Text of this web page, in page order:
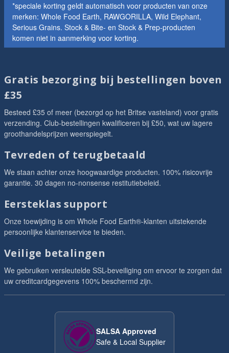
*speciale korting geldt automatisch voor producten van onze
merken: Whole Food Earth, RAWGORILLA, Wild Elephant,
Serious Grains. Stock & Bite- en Stock & Prep-producten
komen niet in aanmerking voor korting.
Gratis bezorging bij bestellingen boven
£35
Besteed £35 of meer (bezorgd op het Britse vasteland) voor gratis
verzending. Club-bestellingen kwalificeren bij £50, wat uw lagere
groothandelsprijzen weerspiegelt.
Tevreden of terugbetaald
We staan achter onze hoogwaardige producten. 100% risicovrije
garantie. 30 dagen no-nonsense restitutiebeleid.
Eersteklas support
Onze toewijding is om Whole Food Earth®-klanten uitstekende
persoonlijke klantenservice te bieden.
Veilige betalingen
We gebruiken versleutelde SSL-beveiliging om ervoor te zorgen dat
uw creditcardgegevens 100% beschermd zijn.
SALSA Approved
Safe & Local Supplier